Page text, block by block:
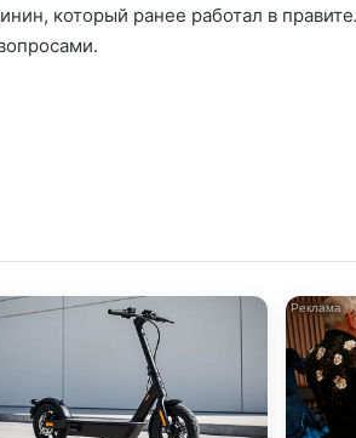
который ранее работал в